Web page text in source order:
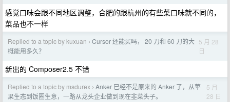
感觉口味会跟不同地区调整，合肥的跟杭州的有些菜口味就不同的，
菜品也不一样
Replied to a topic by kuxuan › Cursor 还能买吗， 20 刀和 60 刀的大
概能用多久？
5 月 28
日
新出的 Composer2.5 不错
Replied to a topic by msdurex › Anker 已经不是原来的 Anker 了，从苹
果生态到饭圈生意，一路从龙头企业做到现在韭菜头子。
5 月
28 日